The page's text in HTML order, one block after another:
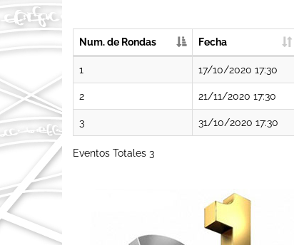
Num. de Rondas Fecha
1 17/10/2020 17:30
2 21/11/2020 17:30
3 31/10/2020 17:30
Eventos Totales 3